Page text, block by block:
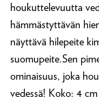
houkuttelevuutta
hämmästyttävän
näyttävä hilepeite
suomupeite.Sen
ominaisuus, joka
vedessä! Koko: 4